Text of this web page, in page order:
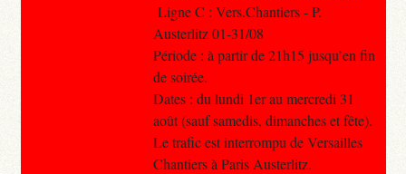
Ligne C : Vers.Chantiers - P.
Austerlitz 01-31/08
Période : à partir de 21h15 jusqu’en fin
de soirée.
Dates : du lundi 1er au mercredi 31
août (sauf samedis, dimanches et fête).
Le trafic est interrompu de Versailles
Chantiers à Paris Austerlitz.